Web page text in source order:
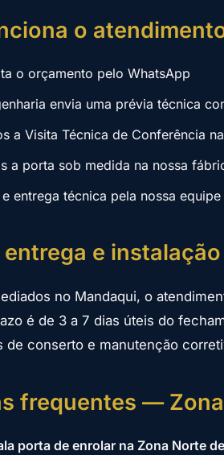
o
o orçamento pelo WhatsApp
envia uma prévia técnica
a Visita Técnica de Conferência
a porta sob medida na nossa
entrega técnica pela nossa
entrega e instalação
no Mandaqui, o
é de 3 a 7 dias úteis do
de conserto e manutenção
frequentes —
porta de enrolar na Zona Norte